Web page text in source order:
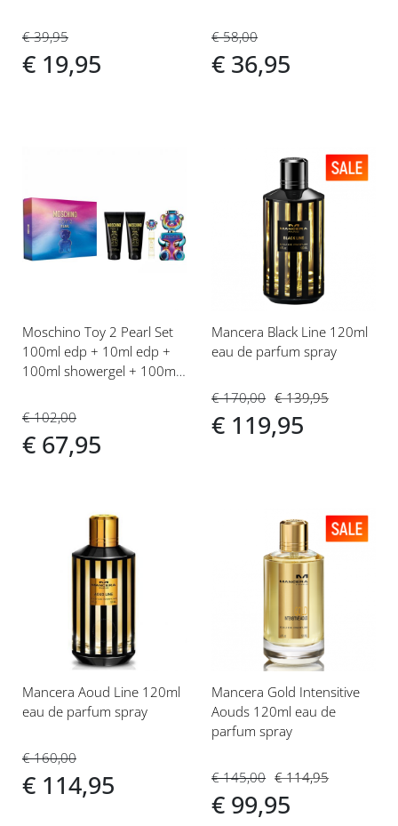
€ 39,95
€ 19,95
€ 58,00
€ 36,95
toe
aan
verlanglijst
Moschino Toy 2 Pearl Set
100ml edp + 10ml edp +
100ml showergel + 100ml
€ 102,00
€ 67,95
Voeg
verlanglijst
Mancera Black Line 120ml
eau de parfum spray
€ 170,00
€ 119,95
€ 139,95
Voeg
verlanglijst
Mancera Aoud Line 120ml
eau de parfum spray
€ 160,00
€ 114,95
verlanglijst
Mancera Gold Intensitive
Aouds 120ml eau de
parfum spray
€ 145,00
€ 99,95
€ 114,95